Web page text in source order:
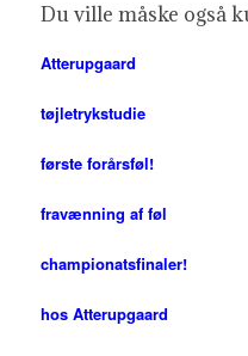
Du ville måske også
Atterupgaard
tøjletrykstudie
første forårsføl!
fravænning af føl
championatsfinaler!
hos Atterupgaard